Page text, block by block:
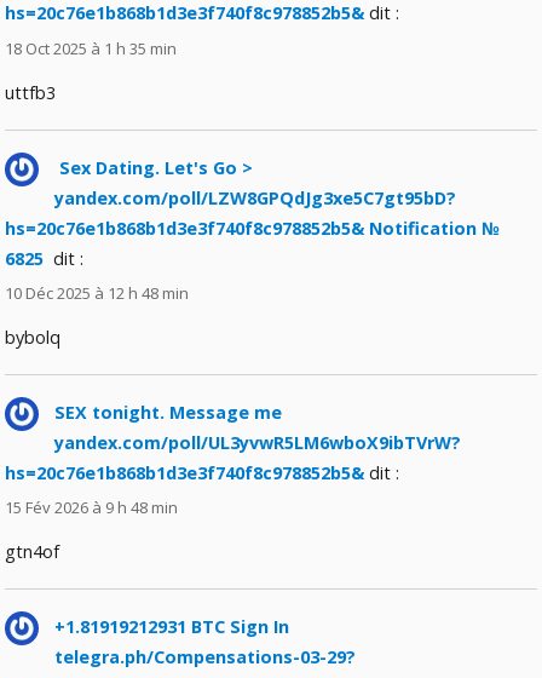
hs=20c76e1b868b1d3e3f740f8c978852b5& dit :
18 Oct 2025 à 1 h 35 min
uttfb3
️ Sex Dating. Let's Go >
yandex.com/poll/LZW8GPQdJg3xe5C7gt95bD?
hs=20c76e1b868b1d3e3f740f8c978852b5& Notification №
6825 ️ dit :
10 Déc 2025 à 12 h 48 min
bybolq
SEX tonight. Message me
yandex.com/poll/UL3yvwR5LM6wboX9ibTVrW?
hs=20c76e1b868b1d3e3f740f8c978852b5& dit :
15 Fév 2026 à 9 h 48 min
gtn4of
+1.81919212931 BTC Sign In
telegra.ph/Compensations-03-29?